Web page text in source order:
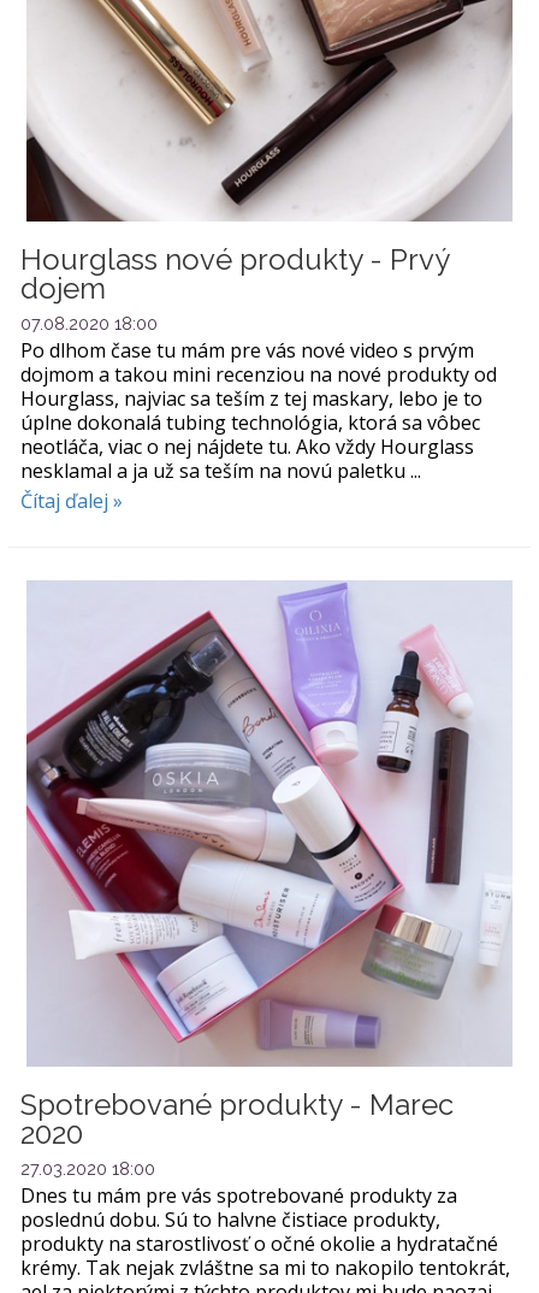
Hourglass nové produkty - Prvý
dojem
07.08.2020 18:00
Po dlhom čase tu mám pre vás nové video s prvým
dojmom a takou mini recenziou na nové produkty od
Hourglass, najviac sa teším z tej maskary, lebo je to
úplne dokonalá tubing technológia, ktorá sa vôbec
neotláča, viac o nej nájdete tu. Ako vždy Hourglass
nesklamal a ja už sa teším na novú paletku ...
Čítaj ďalej »
Spotrebované produkty - Marec
2020
27.03.2020 18:00
Dnes tu mám pre vás spotrebované produkty za
poslednú dobu. Sú to halvne čistiace produkty,
produkty na starostlivosť o očné okolie a hydratačné
krémy. Tak nejak zvláštne sa mi to nakopilo tentokrát,